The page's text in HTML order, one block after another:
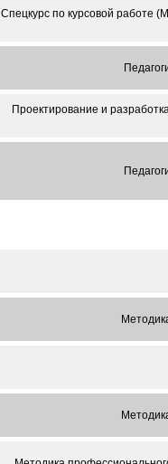
Спецкурс по курсовой работе
Проектирование и